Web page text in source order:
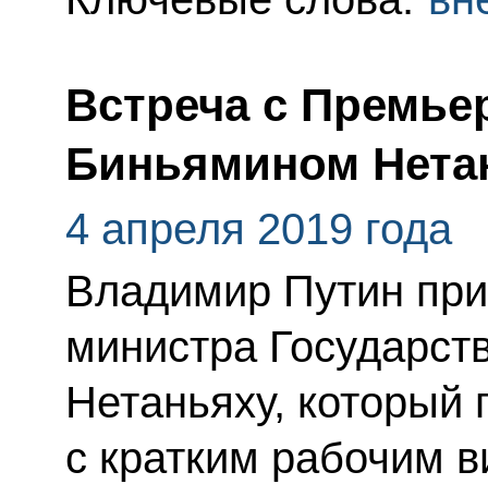
Встреча с
Биньямином
4 апреля 2019 года
Владимир Путин
министра
Нетаньяху,
с кратким рабочим